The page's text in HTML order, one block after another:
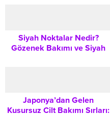
Siyah Noktalar Nedir?
Gözenek Bakımı ve Siyah
Japonya’dan Gelen
Kusursuz Cilt Bakımı Sırları: